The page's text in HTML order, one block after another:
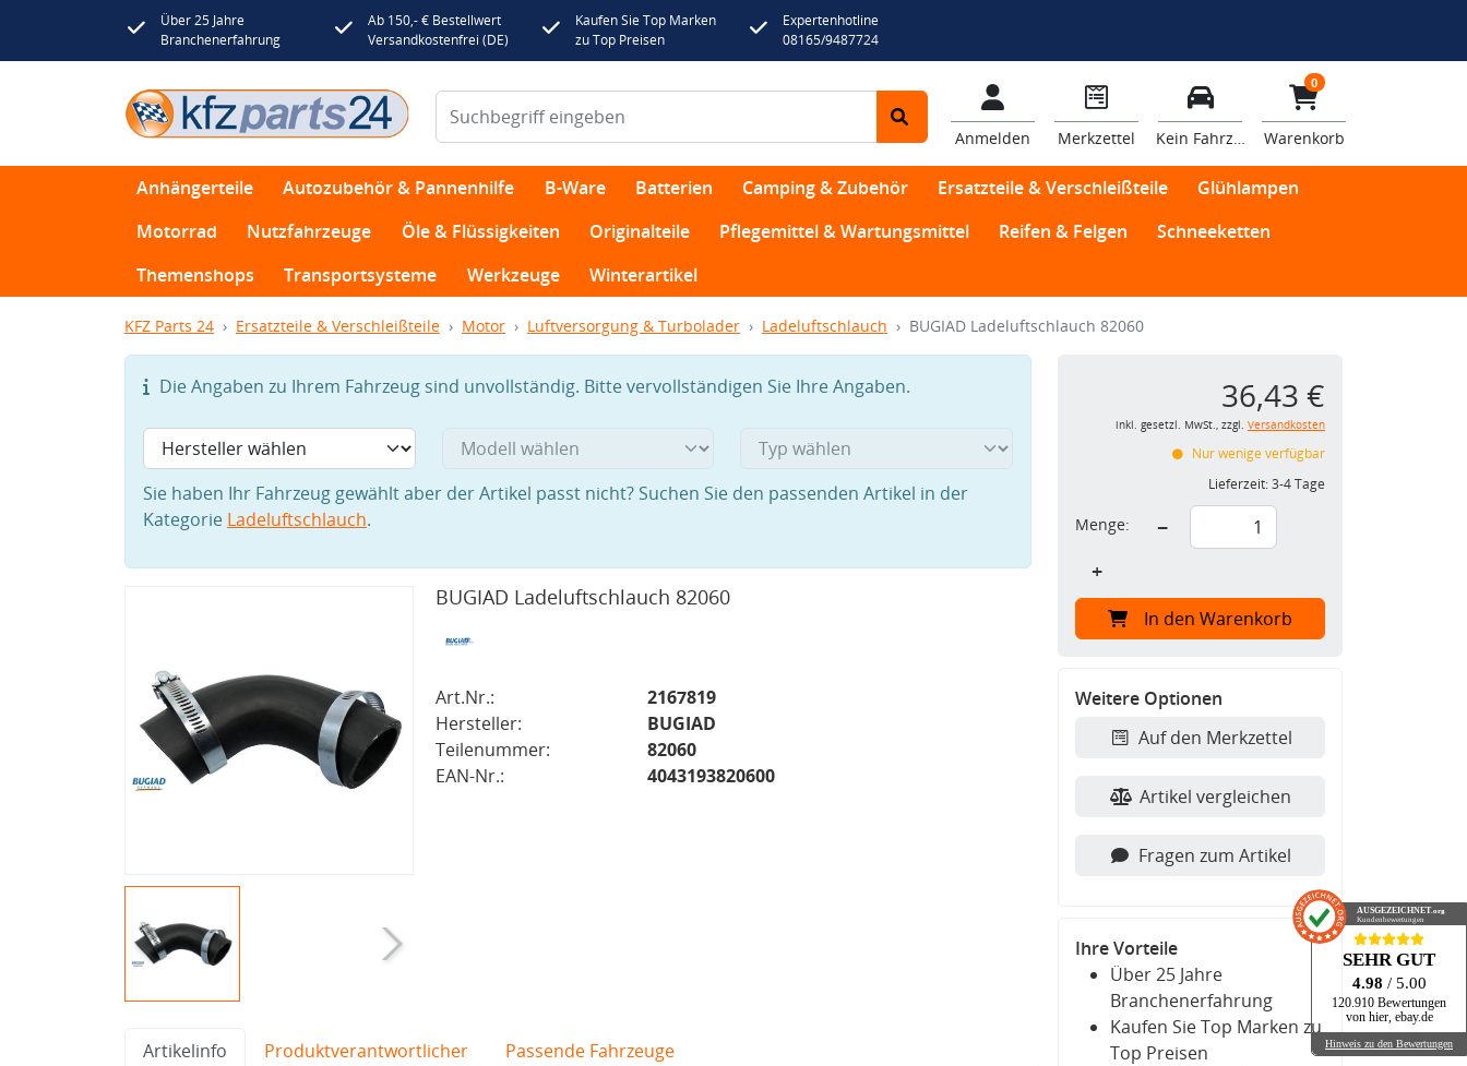
Über 25 Jahre
Branchenerfahrung
Ab 150,- € Bestellwert
Versandkostenfrei (DE)
Kaufen Sie Top Marken
zu Top Preisen
Expertenhotline
08165/9487724
Anmelden Merkzettel Kein Fahrzeug
0
Warenkorb
Anhängerteile Autozubehör & Pannenhilfe B-Ware Batterien Camping & Zubehör Ersatzteile & Verschleißteile
Glühlampen
Motorrad
Nutzfahrzeuge Öle & Flüssigkeiten Originalteile Pflegemittel & Wartungsmittel Reifen & Felgen
Schneeketten
Themenshops
Transportsysteme Werkzeuge Winterartikel
KFZ Parts 24 Ersatzteile & Verschleißteile Motor Luftversorgung & Turbolader Ladeluftschlauch BUGIAD Ladeluftschlauch 82060
Die Angaben zu Ihrem Fahrzeug sind unvollständig. Bitte vervollständigen Sie Ihre Angaben.
Sie haben Ihr Fahrzeug gewählt aber der Artikel passt nicht? Suchen Sie den passenden Artikel in der
Kategorie Ladeluftschlauch.
BUGIAD Ladeluftschlauch 82060
Art.Nr.:
2167819
Hersteller:
BUGIAD
Teilenummer:
82060
EAN-Nr.:
4043193820600
Artikelinfo Produktverantwortlicher Passende Fahrzeuge
36,43 €
inkl. gesetzl. MwSt., zzgl. Versandkosten
Nur wenige verfügbar
Lieferzeit:3-4 Tage
Menge:
−
+
In den Warenkorb
Weitere Optionen
Auf den Merkzettel
Artikel vergleichen
Fragen zum Artikel
Ihre Vorteile
Über 25 Jahre
Branchenerfahrung
Kaufen Sie Top Marken zu
Top Preisen
AUSGEZEICHNET.org
Kundenbewertungen
SEHR GUT
4.98 / 5.00
120.910 Bewertungen
von hier, ebay.de
Hinweis zu den Bewertungen